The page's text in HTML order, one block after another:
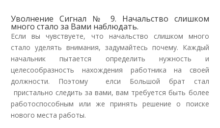
Уволнение Сигнал № 9. Начальство слишком
много стало за Вами наблюдать.
Если вы чувствуете, что начальство слишком много
стало уделять внимания, задумайтесь почему. Каждый
начальник пытается определить нужность и
целесообразность нахождения работника на своей
должности. Поэтому елси Большой брат стал
пристально следить за вами, вам требуется быть более
работоспособным или же принять решение о поиске
нового места работы.